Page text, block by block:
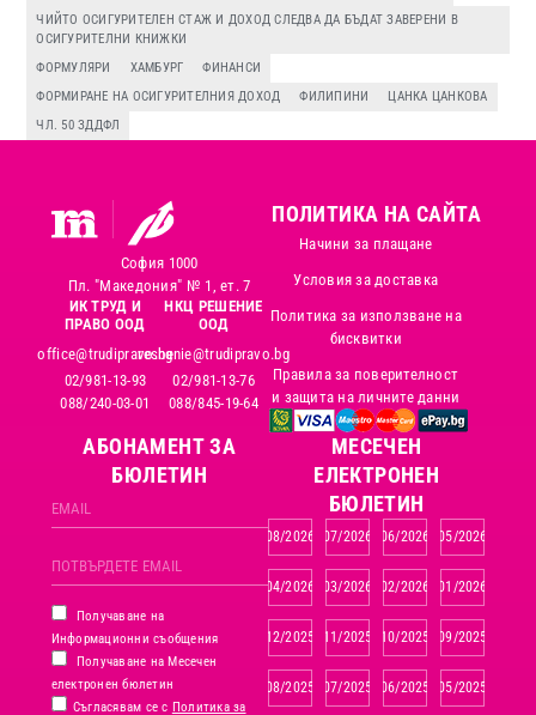
ЧИЙТО ОСИГУРИТЕЛЕН СТАЖ И ДОХОД СЛЕДВА ДА БЪДАТ ЗАВЕРЕНИ В
ОСИГУРИТЕЛНИ КНИЖКИ
ФОРМУЛЯРИ
ХАМБУРГ
ФИНАНСИ
ФОРМИРАНЕ НА ОСИГУРИТЕЛНИЯ ДОХОД
ФИЛИПИНИ
ЦАНКА ЦАНКОВА
ЧЛ. 50 ЗДДФЛ
София 1000
Пл. "Македония" № 1, ет. 7
ИК ТРУД И
ПРАВО ООД
office@trudipravo.bg
02/981-13-93
088/240-03-01
НКЦ РЕШЕНИЕ
ООД
reshenie@trudipravo.bg
02/981-13-76
088/845-19-64
ПОЛИТИКА НА САЙТА
Начини за плащане
Условия за доставка
Политика за използване на
бисквитки
Правила за поверителност
и защита на личните данни
АБОНАМЕНТ ЗА
БЮЛЕТИН
Получаване на
Информационни съобщения
Получаване на Месечен
електронен бюлетин
Съгласявам се с Политика за
MЕСЕЧЕН
ЕЛЕКТРОНЕН
БЮЛЕТИН
08/2026 07/2026 06/2026 05/2026
04/2026 03/2026 02/2026 01/2026
12/2025 11/2025 10/2025 09/2025
08/2025 07/2025 06/2025 05/2025